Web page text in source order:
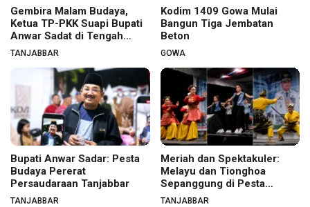
Gembira Malam Budaya,
Ketua TP-PKK Suapi Bupati
Anwar Sadat di Tengah
Warga
TANJABBAR
Kodim 1409 Gowa Mulai
Bangun Tiga Jembatan
Beton
GOWA
Bupati Anwar Sadar: Pesta
Budaya Pererat
Persaudaraan Tanjabbar
TANJABBAR
Meriah dan Spektakuler:
Melayu dan Tionghoa
Sepanggung di Pesta
Budaya Tanjabbar
TANJABBAR